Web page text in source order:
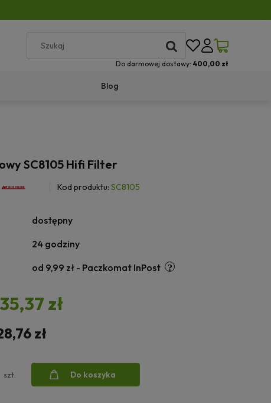
Do darmowej dostawy: 400,00 zł
Blog
SC8105 Hifi Filter
Kod produktu: SC8105
dostępny
24 godziny
od 9,99 zł - Paczkomat InPost
35,37 zł
zł
szt. Do koszyka